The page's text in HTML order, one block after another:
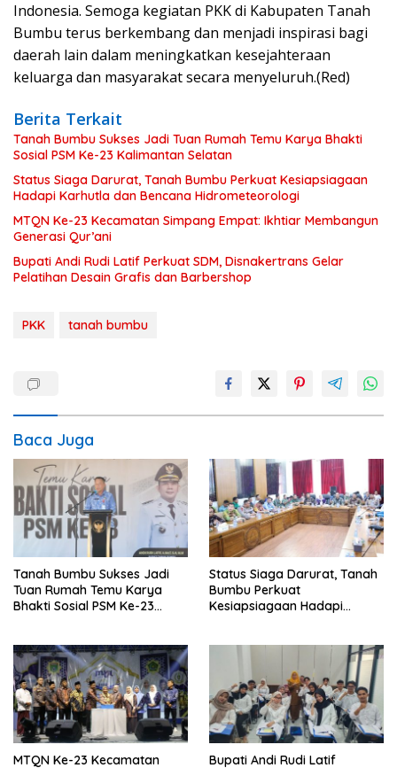
Indonesia. Semoga kegiatan PKK di Kabupaten Tanah
Bumbu terus berkembang dan menjadi inspirasi bagi
daerah lain dalam meningkatkan kesejahteraan
keluarga dan masyarakat secara menyeluruh.(Red)
Berita Terkait
Tanah Bumbu Sukses Jadi Tuan Rumah Temu Karya Bhakti
Sosial PSM Ke-23 Kalimantan Selatan
Status Siaga Darurat, Tanah Bumbu Perkuat Kesiapsiagaan
Hadapi Karhutla dan Bencana Hidrometeorologi
MTQN Ke-23 Kecamatan Simpang Empat: Ikhtiar Membangun
Generasi Qur’ani
Bupati Andi Rudi Latif Perkuat SDM, Disnakertrans Gelar
Pelatihan Desain Grafis dan Barbershop
PKK tanah bumbu
Baca Juga
Tanah Bumbu Sukses Jadi
Tuan Rumah Temu Karya
Bhakti Sosial PSM Ke-23
Status Siaga Darurat, Tanah
Bumbu Perkuat
Kesiapsiagaan Hadapi
MTQN Ke-23 Kecamatan
Bupati Andi Rudi Latif